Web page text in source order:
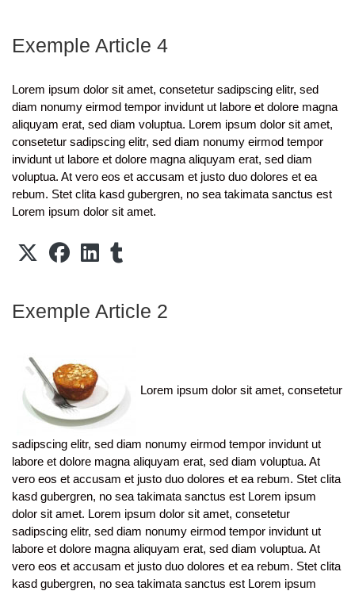
Exemple Article 4
Lorem ipsum dolor sit amet, consetetur sadipscing elitr, sed
diam nonumy eirmod tempor invidunt ut labore et dolore magna
aliquyam erat, sed diam voluptua. Lorem ipsum dolor sit amet,
consetetur sadipscing elitr, sed diam nonumy eirmod tempor
invidunt ut labore et dolore magna aliquyam erat, sed diam
voluptua. At vero eos et accusam et justo duo dolores et ea
rebum. Stet clita kasd gubergren, no sea takimata sanctus est
Lorem ipsum dolor sit amet.
Exemple Article 2
Lorem ipsum dolor sit amet, consetetur
sadipscing elitr, sed diam nonumy eirmod tempor invidunt ut
labore et dolore magna aliquyam erat, sed diam voluptua. At
vero eos et accusam et justo duo dolores et ea rebum. Stet clita
kasd gubergren, no sea takimata sanctus est Lorem ipsum
dolor sit amet. Lorem ipsum dolor sit amet, consetetur
sadipscing elitr, sed diam nonumy eirmod tempor invidunt ut
labore et dolore magna aliquyam erat, sed diam voluptua. At
vero eos et accusam et justo duo dolores et ea rebum. Stet clita
kasd gubergren, no sea takimata sanctus est Lorem ipsum